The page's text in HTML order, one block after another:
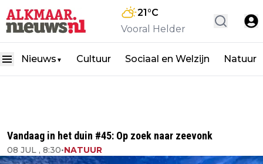
21°C
Vooral Helder
Nieuws ▼ Cultuur Sociaal en Welzijn Natuur
Vandaag in het duin #45: Op zoek naar zeevonk
08 JUL , 8:30•NATUUR